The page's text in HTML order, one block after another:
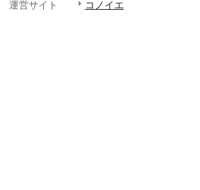
運営サイト
コノイエ